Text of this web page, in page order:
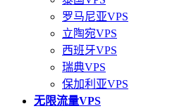
罗马尼亚VPS
立陶宛VPS
西班牙VPS
瑞典VPS
保加利亚VPS
无限流量VPS